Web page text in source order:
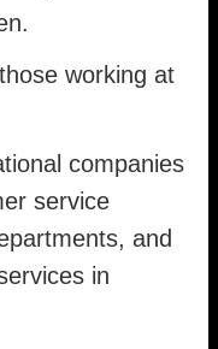
working at
companies
service
and
in